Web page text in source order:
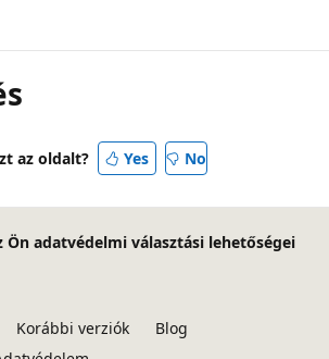
az oldalt? Yes No
Ön adatvédelmi választási lehetőségei
Korábbi verziók
Blog